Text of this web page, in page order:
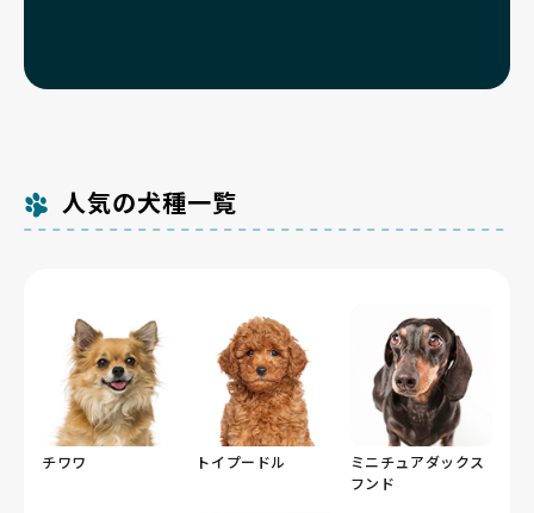
人気の犬種一覧
チワワ トイプードル
ミニチュアダックス
フンド